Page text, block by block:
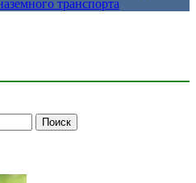
транспорта